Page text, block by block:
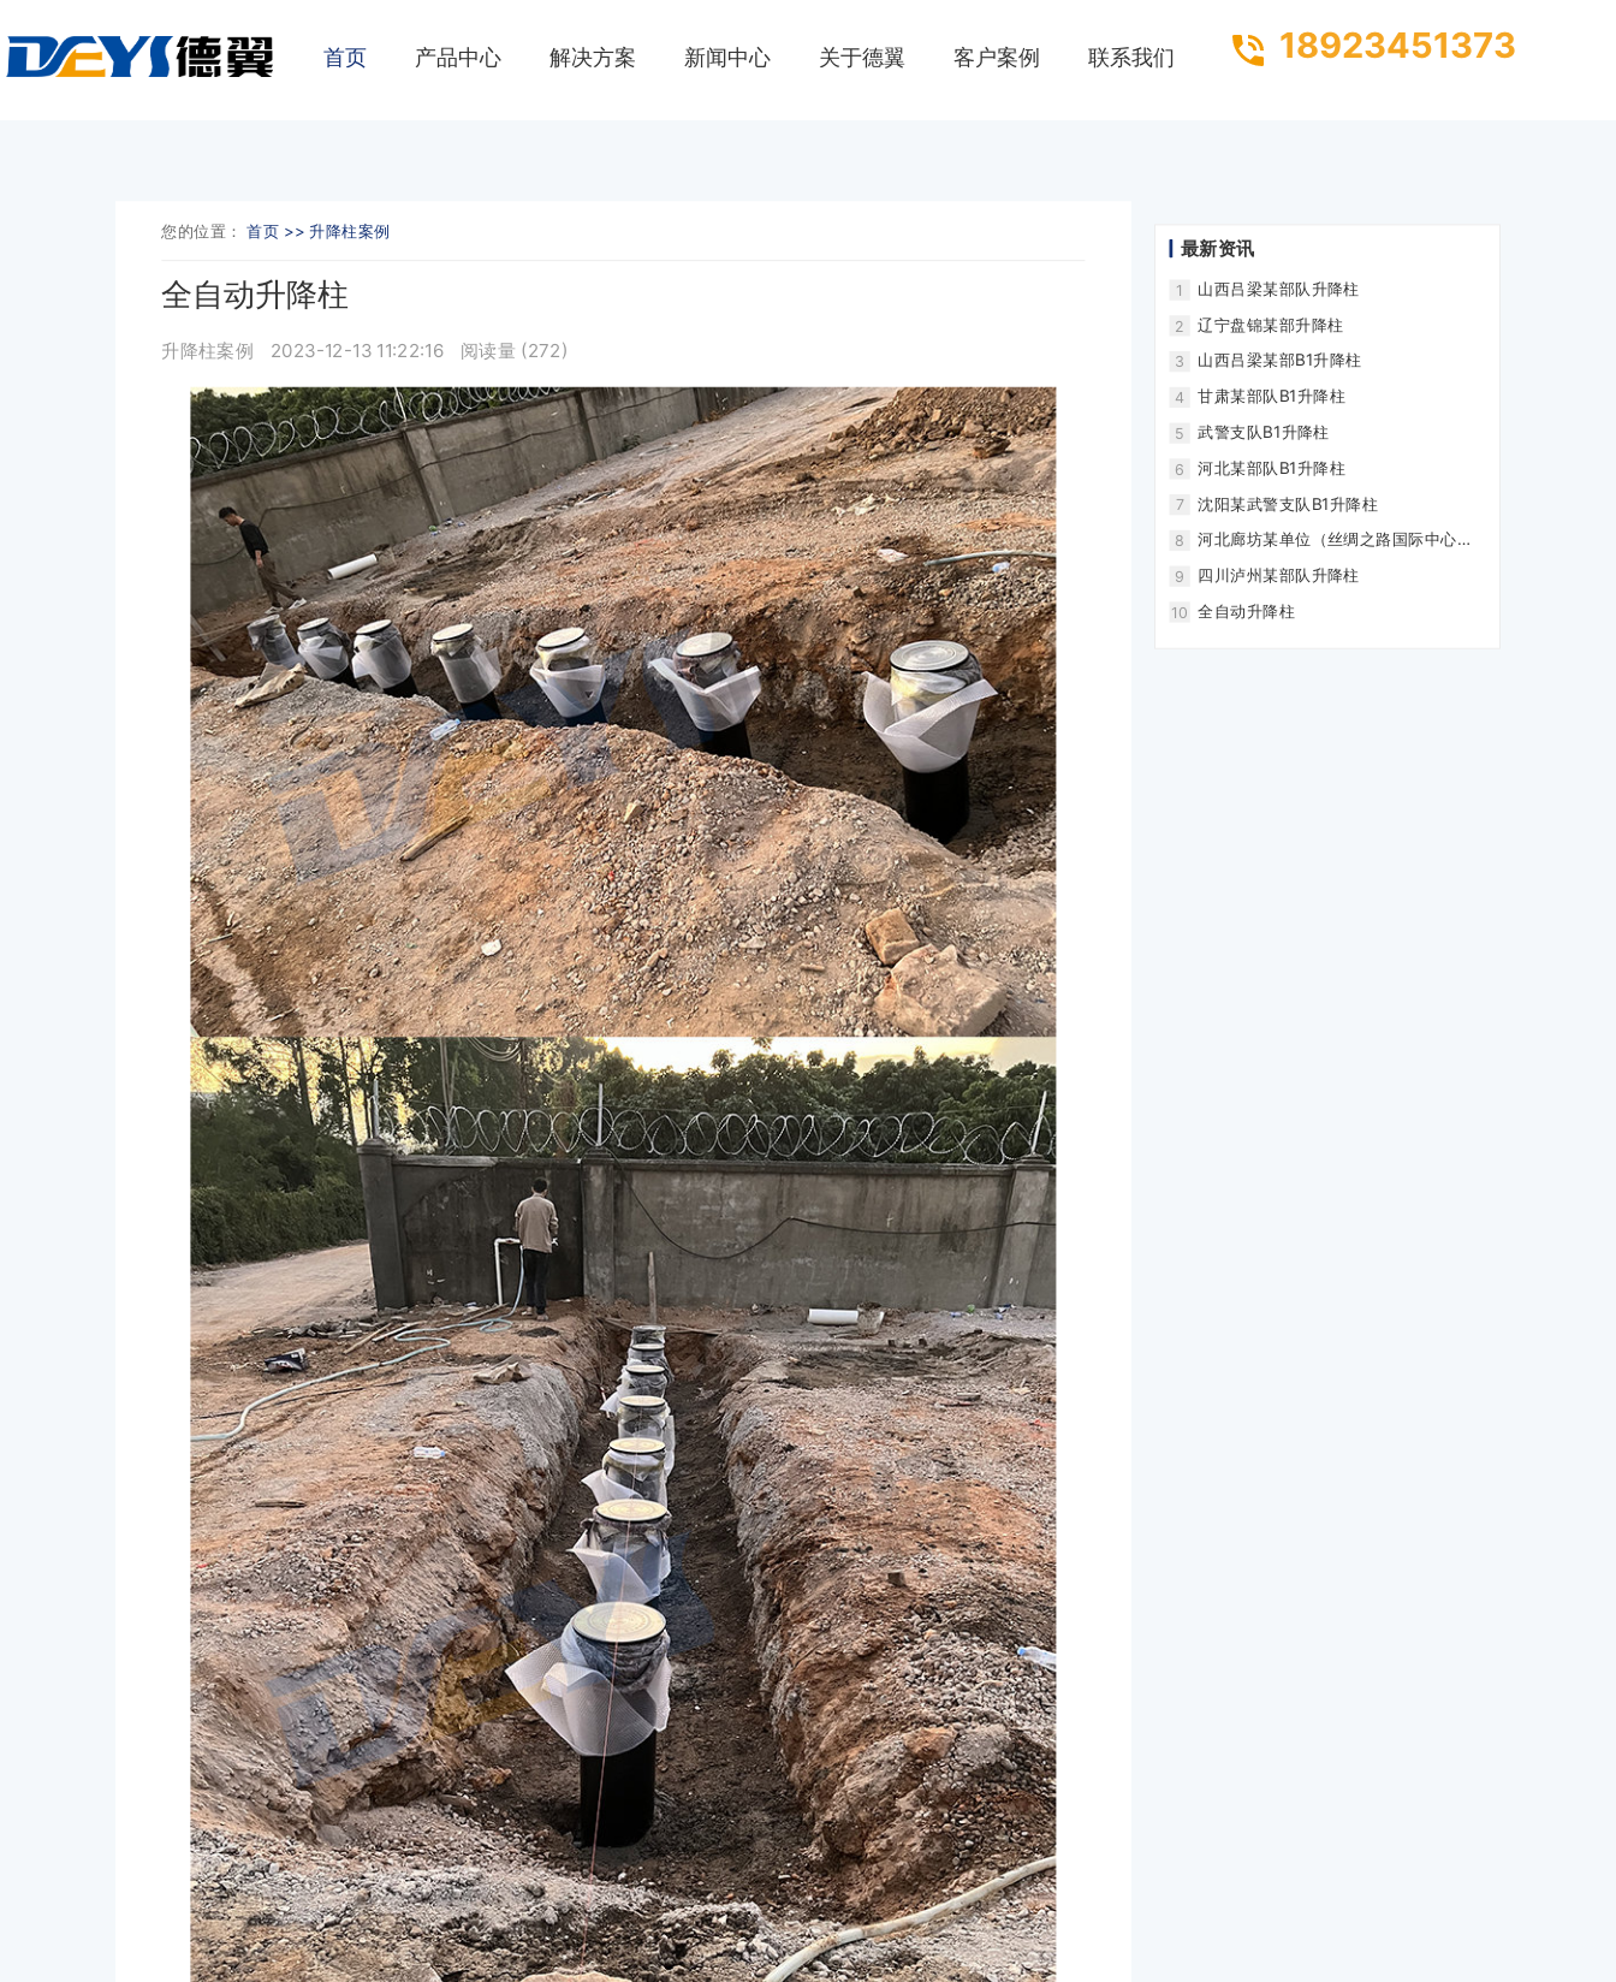
18923451373
首页 产品中心 解决方案 新闻中心 关于德翼 客户案例 联系我们
您的位置：首页 >>升降柱案例
全自动升降柱
升降柱案例 2023-12-13 11:22:16 阅读量 (272)
最新资讯
1 山西吕梁某部队升降柱
2 辽宁盘锦某部升降柱
3 山西吕梁某部B1升降柱
4 甘肃某部队B1升降柱
5 武警支队B1升降柱
6 河北某部队B1升降柱
7 沈阳某武警支队B1升降柱
8
河北廊坊某单位（丝绸之路国际中心）
升降柱
9 四川泸州某部队升降柱
10 全自动升降柱